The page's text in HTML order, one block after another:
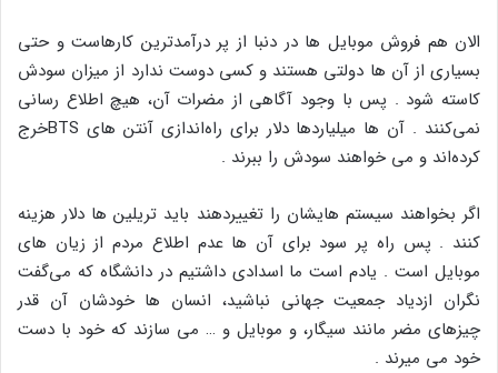
الان هم فروش موبایل ها در دنبا از پر درآمدترین کارهاست و حتی
بسیاری از آن ها دولتی هستند و کسی دوست ندارد از میزان سودش
کاسته شود . پس با وجود آگاهی از مضرات آن، هیچ اطلاع رسانی
نمی‌کنند . آن ها میلیاردها دلار برای راه‌اندازی آنتن های BTSخرج
کرده‌اند و می خواهند سودش را ببرند .
اگر بخواهند سیستم هایشان را تغییردهند باید تریلین ها دلار هزینه
کنند . پس راه پر سود برای آن ها عدم اطلاع مردم از زیان های
موبایل است . یادم است ما اسدادی داشتیم در دانشگاه که می‌گفت
نگران ازدیاد جمعیت جهانی نباشید، انسان ها خودشان آن قدر
چیزهای مضر مانند سیگار، و موبایل و … می سازند که خود با دست
خود می میرند .